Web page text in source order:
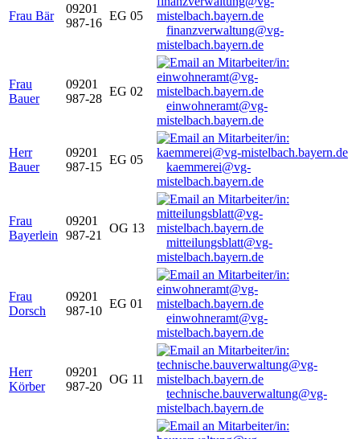
Frau Bär
09201
987-16
EG 05
finanzverwaltung@vg-
mistelbach.bayern.de
Frau
Bauer
09201
987-28
EG 02
einwohneramt@vg-
mistelbach.bayern.de
Herr
Bauer
09201
987-15
EG 05
kaemmerei@vg-
mistelbach.bayern.de
Frau
Bayerlein
09201
987-21
OG 13
mitteilungsblatt@vg-
mistelbach.bayern.de
Frau
Dorsch
09201
987-10
EG 01
einwohneramt@vg-
mistelbach.bayern.de
Herr
Körber
09201
987-20
OG 11
technische.bauverwaltung@vg-
mistelbach.bayern.de